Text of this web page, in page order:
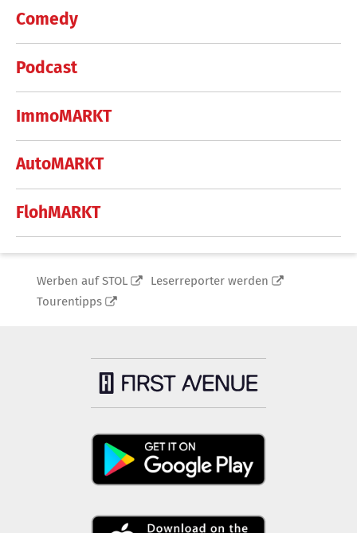
Comedy
Podcast
ImmoMARKT
AutoMARKT
FlohMARKT
Werben auf STOL
Leserreporter werden
Tourentipps